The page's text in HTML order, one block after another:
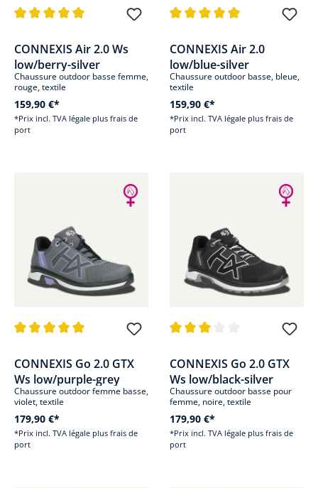
CONNEXIS Air 2.0 Ws
low/berry-silver
Chaussure outdoor basse femme,
rouge, textile
159,90 €*
*Prix incl. TVA légale plus frais de
port
CONNEXIS Air 2.0
low/blue-silver
Chaussure outdoor basse, bleue,
textile
159,90 €*
*Prix incl. TVA légale plus frais de
port
CONNEXIS Go 2.0 GTX
Ws low/purple-grey
Chaussure outdoor femme basse,
violet, textile
179,90 €*
*Prix incl. TVA légale plus frais de
port
CONNEXIS Go 2.0 GTX
Ws low/black-silver
Chaussure outdoor basse pour
femme, noire, textile
179,90 €*
*Prix incl. TVA légale plus frais de
port